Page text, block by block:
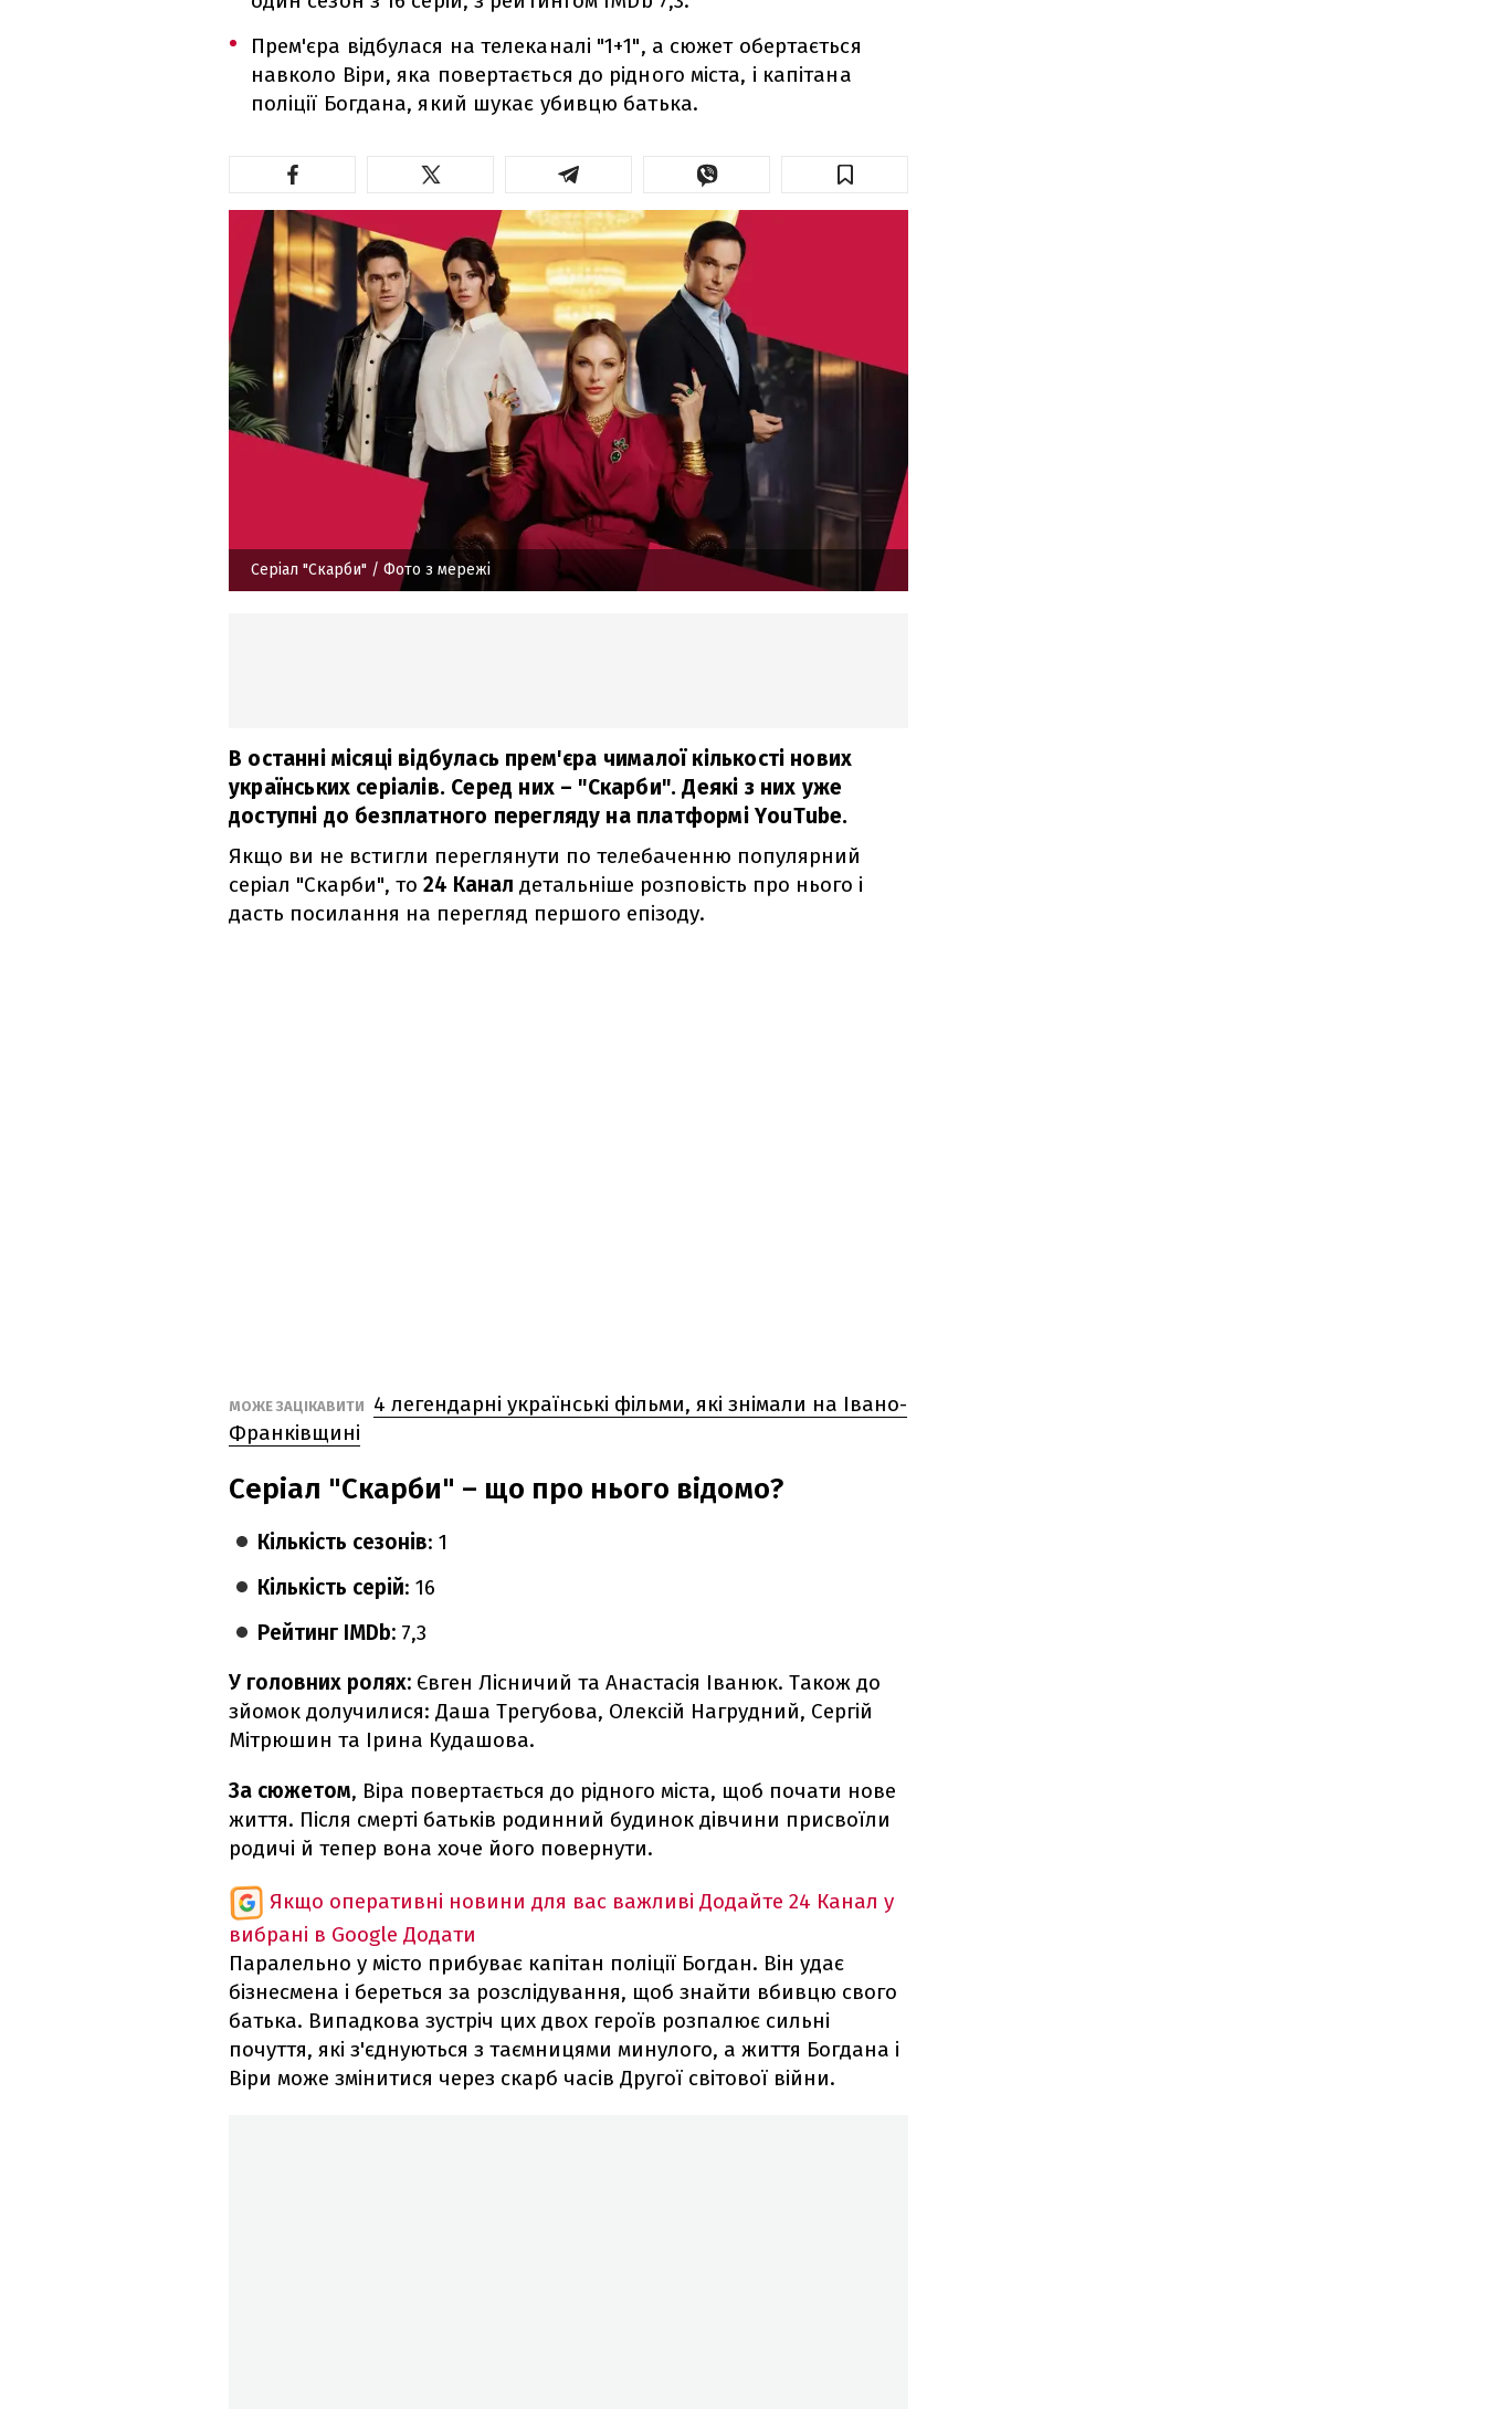
Прем'єра відбулася на телеканалі "1+1", а сюжет обертається
навколо Віри, яка повертається до рідного міста, і капітана
поліції Богдана, який шукає убивцю батька.
Серіал "Скарби" / Фото з мережі
В останні місяці відбулась прем'єра чималої кількості нових
українських серіалів. Серед них – "Скарби". Деякі з них уже
доступні до безплатного перегляду на платформі YouTube.
Якщо ви не встигли переглянути по телебаченню популярний
серіал "Скарби", то 24 Канал детальніше розповість про нього і
дасть посилання на перегляд першого епізоду.
МОЖЕ ЗАЦІКАВИТИ
4 легендарні українські фільми, які знімали на Івано-
Франківщині
Серіал "Скарби" – що про нього відомо?
Кількість сезонів: 1
Кількість серій: 16
Рейтинг IMDb: 7,3
У головних ролях: Євген Лісничий та Анастасія Іванюк. Також до
зйомок долучилися: Даша Трегубова, Олексій Нагрудний, Сергій
Мітрюшин та Ірина Кудашова.
За сюжетом, Віра повертається до рідного міста, щоб почати нове
життя. Після смерті батьків родинний будинок дівчини присвоїли
родичі й тепер вона хоче його повернути.
Якщо оперативні новини для вас важливі Додайте 24 Канал у
вибрані в Google Додати
Паралельно у місто прибуває капітан поліції Богдан. Він удає
бізнесмена і береться за розслідування, щоб знайти вбивцю свого
батька. Випадкова зустріч цих двох героїв розпалює сильні
почуття, які з'єднуються з таємницями минулого, а життя Богдана і
Віри може змінитися через скарб часів Другої світової війни.